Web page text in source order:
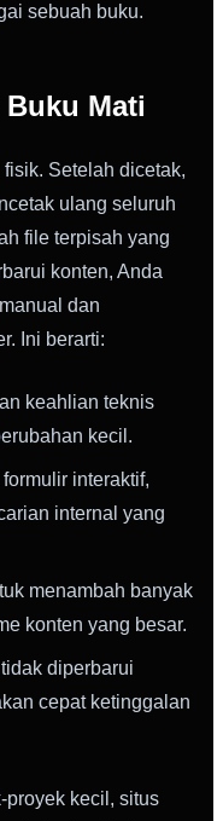
sebuah buku.
Mati
Setelah dicetak,
ulang seluruh
file terpisah yang
konten, Anda
dan
Ini berarti:
keahlian teknis
kecil.
interaktif,
internal yang
menambah banyak
konten yang besar.
diperbarui
cepat ketinggalan
proyek kecil, situs